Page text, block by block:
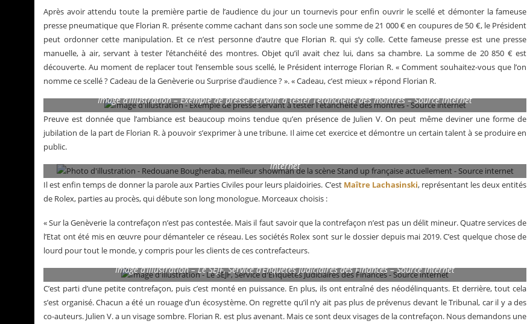
Après avoir attendu toute la première partie de l’audience du jour un tournevis pour enfin ouvrir le scellé et démonter la fameuse
presse pneumatique que Florian R. présente comme cachant dans son socle une somme de 21 000 € en coupures de 50 €, le Président
peut ordonner cette manipulation. Et ce n’est personne d’autre que Florian R. qui s’y colle. Cette fameuse presse est une presse
manuelle, à air, servant à tester l’étanchéité des montres. Objet qu’il avait chez lui, dans sa chambre. La somme de 20 850 € est
découverte. Au moment de replacer tout l’ensemble sous scellé, le Président interroge Florian R. « Comment souhaitez-vous que l’on
nomme ce scellé ? Cadeau de la Genèverie ou Surprise d’audience ? ». « Cadeau, c’est mieux » répond Florian R.
Image d’illustration – Exemple de presse servant à tester l’étanchéité des montres – Source internet
Preuve est donnée que l’ambiance est beaucoup moins tendue qu’en présence de Julien V. On peut même deviner une forme de
jubilation de la part de Florian R. à pouvoir s’exprimer à une tribune. Il aime cet exercice et démontre un certain talent à se produire en
public.
internet
Il est enfin temps de donner la parole aux Parties Civiles pour leurs plaidoiries. C’est Maître Lachasinski, représentant les deux entités
de Rolex, parties au procès, qui débute son long monologue. Morceaux choisis :
« Sur la Genèverie la contrefaçon n’est pas contestée. Mais il faut savoir que la contrefaçon n’est pas un délit mineur. Quatre services de
l’Etat ont été mis en œuvre pour démanteler ce réseau. Les sociétés Rolex sont sur le dossier depuis mai 2019. C’est quelque chose de
lourd pour tout le monde, y compris pour les clients de ces contrefacteurs.
Image d’illustration – Le SEJF, Service d’Enquêtes Judiciaires des Finances – Source internet
C’est parti d’une petite contrefaçon, puis c’est monté en puissance. En plus, ils ont entraîné des néodélinquants. Et derrière, tout cela
s’est organisé. Chacun a été un rouage d’un écosystème. On regrette qu’il n’y ait pas plus de prévenus devant le Tribunal, car il y a des
co-auteurs. Julien V. a un visage sombre. Florian R. est plus avenant. Mais ce sont deux visages de la contrefaçon. Nous demandons une
Santos de Cartier Le business des montres en 2025 Les grandes complications